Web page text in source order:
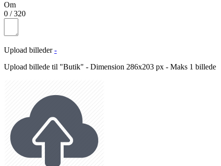
Om
0 /320
Upload billeder -
Upload billede til "Butik" - Dimension 286x203 px - Maks 1 billede